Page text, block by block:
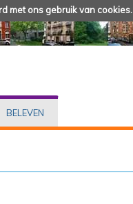
met ons gebruik van cookies.
BELEVEN